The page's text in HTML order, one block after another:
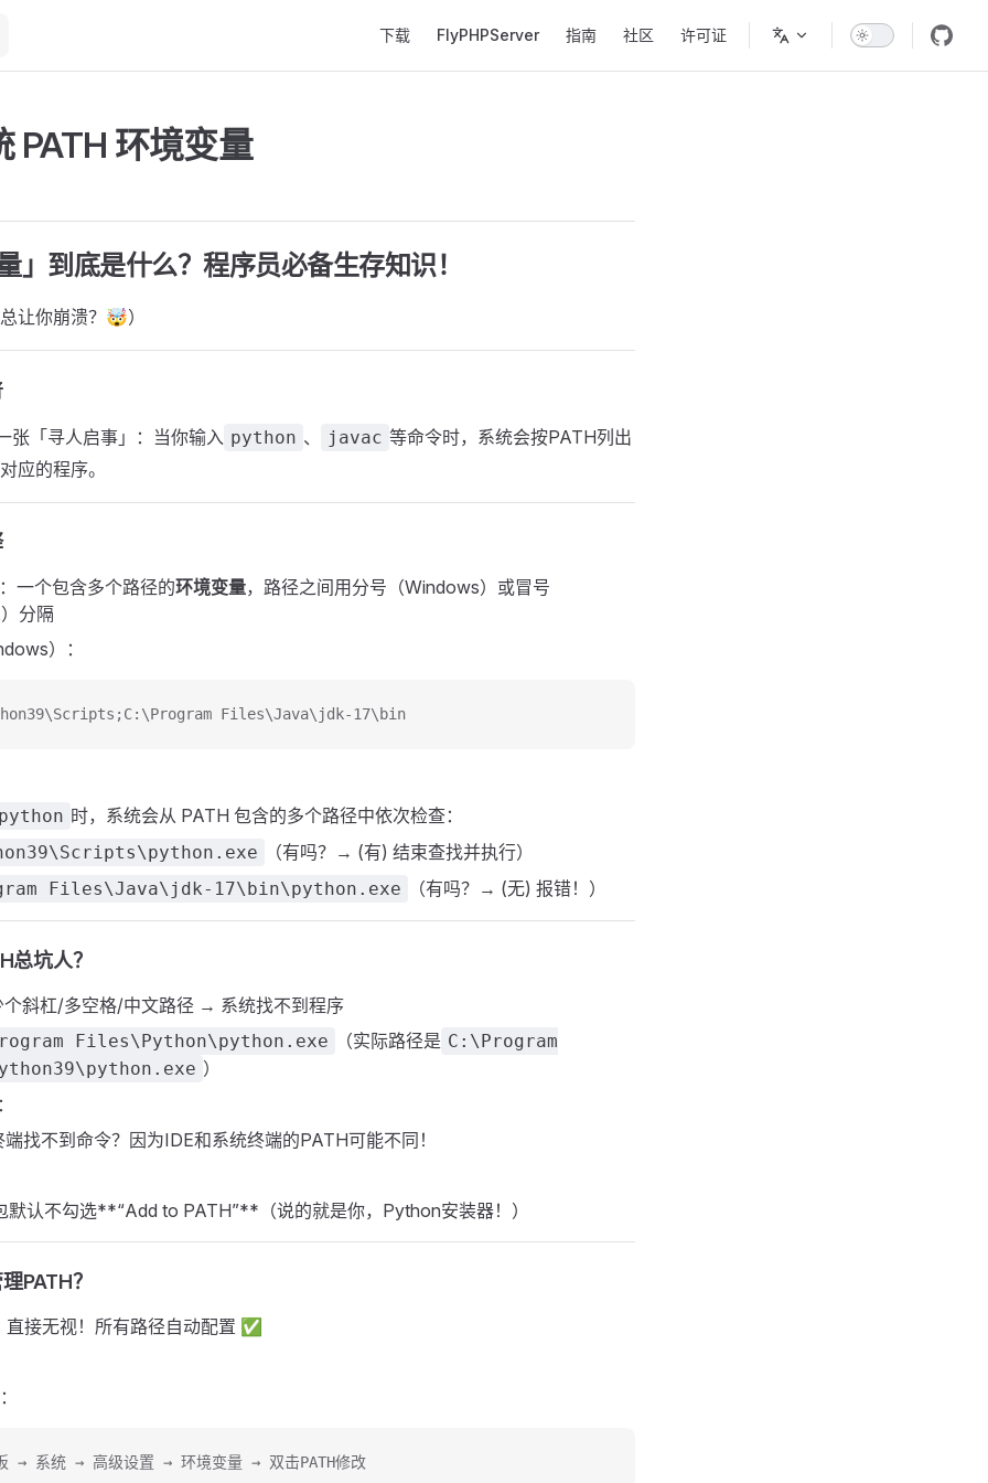
下载 FlyPHPServer 指南 社区 许可证
PATH 环境变量
」到底是什么？程序员必备生存知识！
让你崩溃？🤯）
张「寻人启事」：当你输入 python 、 javac 等命令时，系统会按PATH列出
应的程序。
：一个包含多个路径的环境变量，路径之间用分号（Windows）或冒号
分隔
）：
Files\Java\jdk-17\bin
时，系统会从 PATH 包含的多个路径中依次检查：
（有吗？→ (有) 结束查找并执行）
Files\Java\jdk-17\bin\python.exe （有吗？→ (无) 报错！）
总坑人？
个斜杠/多空格/中文路径 → 系统找不到程序
Files\Python\python.exe （实际路径是 C:\Program
）
找不到命令？因为IDE和系统终端的PATH可能不同！
默认不勾选**“Add to PATH”**（说的就是你，Python安装器！）
PATH？
直接无视！所有路径自动配置 ✅
：
→ 系统 → 高级设置 → 环境变量 → 双击PATH修改